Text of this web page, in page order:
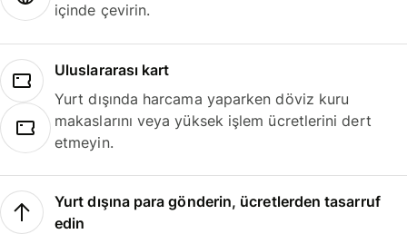
içinde çevirin.
Uluslararası kart
Yurt dışında harcama yaparken döviz kuru
makaslarını veya yüksek işlem ücretlerini dert
etmeyin.
Yurt dışına para gönderin, ücretlerden tasarruf
edin